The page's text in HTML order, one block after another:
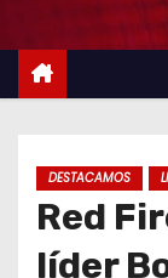
n
DESTACAMOS
Red
líder